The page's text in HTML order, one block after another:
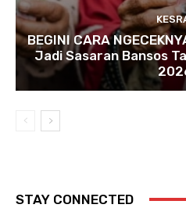
BEGINI CARA
Jadi Sasaran Bansos
STAY CONNECTED